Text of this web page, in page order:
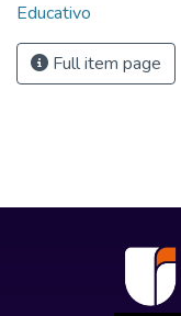
Educativo
Full item page